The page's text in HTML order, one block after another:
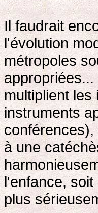
Il faudrait
l'évolution
métropoles
multiplient les
instruments
à une
l'enfance,
plus